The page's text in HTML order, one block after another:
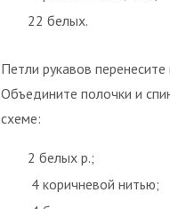
22 белых.
Петли рукавов
Объедините полочки и
схеме:
2 белых р.;
4 коричневой нитью;